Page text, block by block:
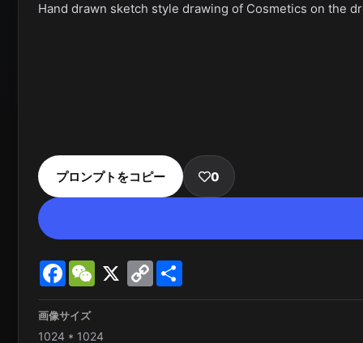
Hand drawn sketch style drawing of Cosmetics on the
プロンプトをコピー 0
FacebookWeChat
X
Copy
Link
画像サイズ
1024 * 1024